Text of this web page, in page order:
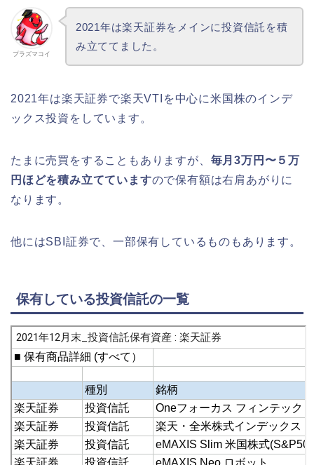
プラズマコイ
2021年は楽天証券をメインに投資信託を積
み立ててました。
2021年は楽天証券で楽天VTIを中心に米国株のインデ
ックス投資をしています。
たまに売買をすることもありますが、 毎月3万円〜５万
円ほどを積み立てていますので保有額は右肩あがりに
なります。
他にはSBI証券で、一部保有しているものもあります。
保有している投資信託の一覧